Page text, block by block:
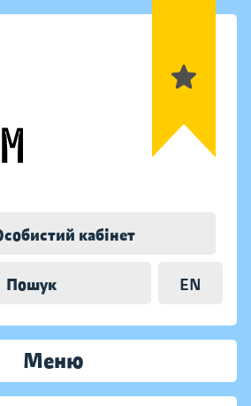
кабінет
Пошук EN
Меню